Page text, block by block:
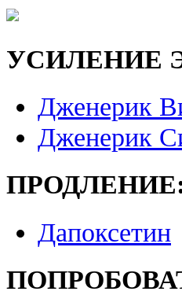
УСИЛЕНИЕ
Дженерик
Дженерик
Дапоксетин